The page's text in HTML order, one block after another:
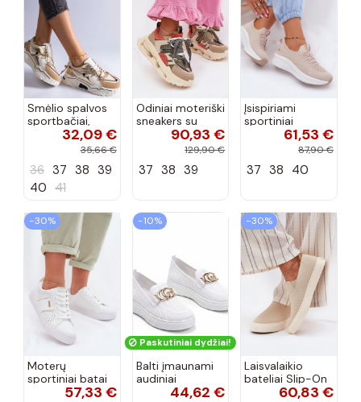
Smėlio spalvos
sportbačiai,
dekoruoti Valdez
cirkonio virvele
32,09 €
35,66 €
36 37 38 39
40 41
Odiniai moteriški
sneakers su
platforma D&A
CR61-3133
90,93 €
129,90 €
37 38 39
Įsispiriami
sportiniai
bateliai Kobbo
102425 smėlio
61,53 €
87,90 €
37 38 40
−30%
Moterų
sportiniai batai
su ažūro57,33 €
−10%
Paskutiniai dydžiai!
Balti įmaunami
audiniai
sportbačiai su
44,62 €
−30%
Laisvalaikio
bateliai Slip-On
Big Star60,83 €